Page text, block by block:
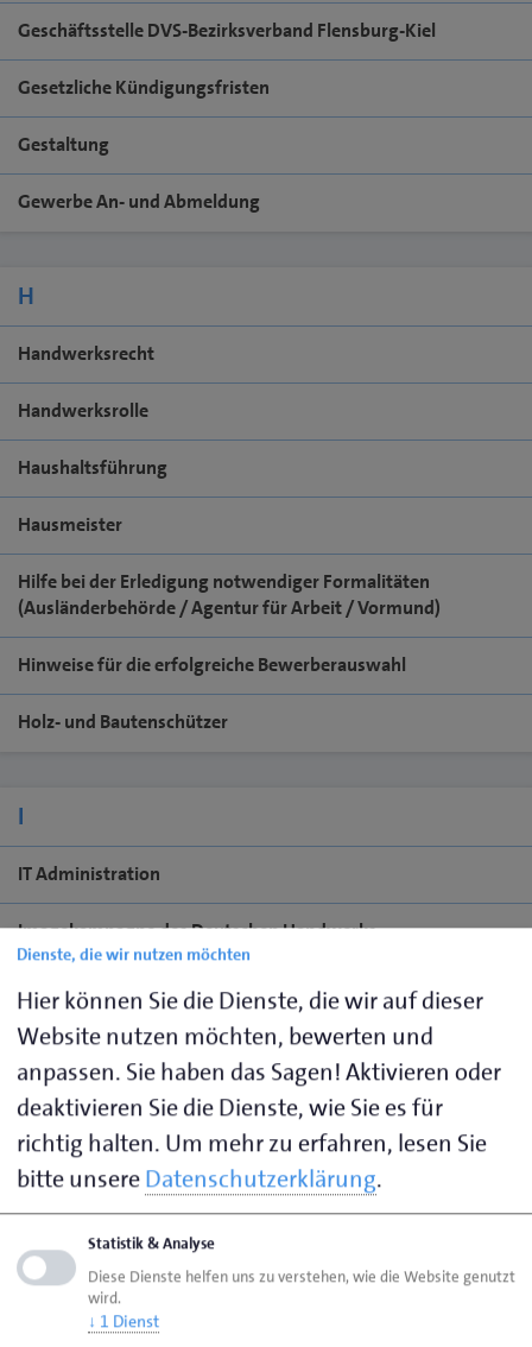
Geschäftsstelle DVS-Bezirksverband Flensburg-Kiel
Gesetzliche Kündigungsfristen
Gestaltung
Gewerbe An- und Abmeldung
H
Handwerksrecht
Handwerksrolle
Haushaltsführung
Hausmeister
Hilfe bei der Erledigung notwendiger Formalitäten
(Ausländerbehörde / Agentur für Arbeit / Vormund)
Hinweise für die erfolgreiche Bewerberauswahl
Holz- und Bautenschützer
I
IT Administration
Imagekampagne des Deutschen Handwerks
Information
Informationselektroniker
Informationsveranstaltungen zu aktuellen technischen
Themen
Innovation und Technologie im Handwerk
Innungswesen
Dienste, die wir nutzen möchten
Hier können Sie die Dienste, die wir auf dieser
Website nutzen möchten, bewerten und
anpassen. Sie haben das Sagen! Aktivieren oder
deaktivieren Sie die Dienste, wie Sie es für
richtig halten. Um mehr zu erfahren, lesen Sie
bitte unsereDatenschutzerklärung.
Statistik & Analyse
Diese Dienste helfen uns zu verstehen, wie die Website genutzt
wird.
↓ 1 Dienst